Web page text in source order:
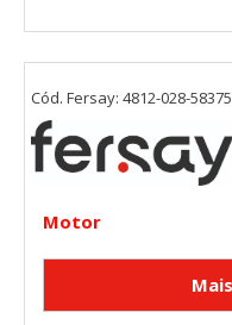
Motor
Cód. Fersay: 4812-028-58375